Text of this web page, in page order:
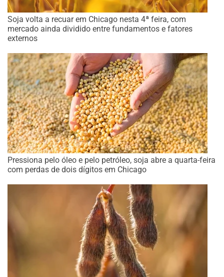
Soja volta a recuar em Chicago nesta 4ª feira, com
mercado ainda dividido entre fundamentos e fatores
externos
Pressiona pelo óleo e pelo petróleo, soja abre a quarta-feira
com perdas de dois dígitos em Chicago